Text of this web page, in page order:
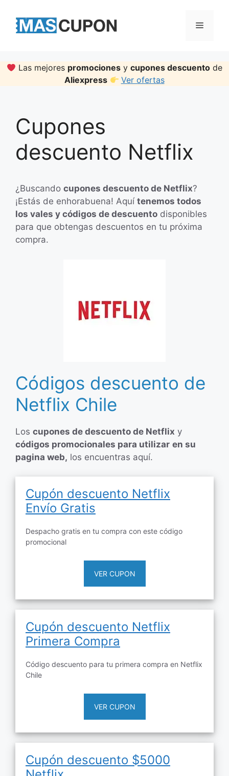
content
Menu
Las mejores promociones ycupones descuento de
Aliexpress
Ver ofertas
Cupones
descuento Netflix
¿Buscando cupones descuento de Netflix?
¡Estás de enhorabuena! Aquí tenemos todos
los vales y códigos de descuento disponibles
para que obtengas descuentos en tu próxima
compra.
Códigos descuento de
Netflix Chile
Los cupones de descuento de Netflix y
códigos promocionales para utilizar en su
pagina web, los encuentras aquí.
Cupón descuento Netflix
Envío Gratis
Despacho gratis en tu compra con este código
promocional
VER CUPON
Cupón descuento Netflix
Primera Compra
Código descuento para tu primera compra en Netflix
Chile
VER CUPON
Cupón descuento $5000